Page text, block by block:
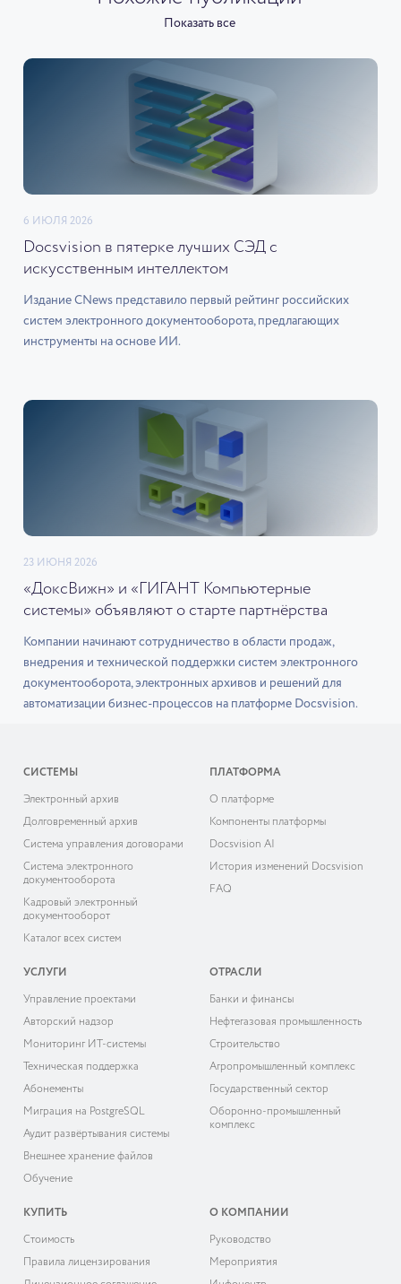
Показать все
6 ИЮЛЯ 2026
Docsvision в пятерке лучших СЭД с
искусственным интеллектом
Издание CNews представило первый рейтинг российских
систем электронного документооборота, предлагающих
инструменты на основе ИИ.
23 ИЮНЯ 2026
«ДоксВижн» и «ГИГАНТ Компьютерные
системы» объявляют о старте партнёрства
Компании начинают сотрудничество в области продаж,
внедрения и технической поддержки систем электронного
документооборота, электронных архивов и решений для
автоматизации бизнес-процессов на платформе Docsvision.
СИСТЕМЫ
Электронный архив
Долговременный архив
Система управления договорами
Система электронного
документооборота
Кадровый электронный
документооборот
Каталог всех систем
ПЛАТФОРМА
О платформе
Компоненты платформы
Docsvision AI
История изменений Docsvision
FAQ
УСЛУГИ
Управление проектами
Авторский надзор
Мониторинг ИТ-системы
Техническая поддержка
Абонементы
Миграция на PostgreSQL
Аудит развёртывания системы
Внешнее хранение файлов
Обучение
ОТРАСЛИ
Банки и финансы
Нефтегазовая промышленность
Строительство
Агропромышленный комплекс
Государственный сектор
Оборонно-промышленный
комплекс
КУПИТЬ
Cтоимость
Правила лицензирования
О КОМПАНИИ
Руководство
Мероприятия